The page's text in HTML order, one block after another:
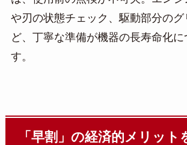
や刃の状態チェック、駆動部分のグ
ど、丁寧な準備が機器の長寿命化に
す。
「早割」の経済的メリット